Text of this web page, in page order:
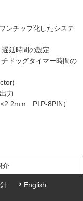
ンチップ化したシステ
延時間の設定
ドッグタイマー時間の
力
PLP-8PIN）
介
English